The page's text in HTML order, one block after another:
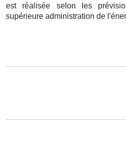
est réalisée selon les
supérieure administration de